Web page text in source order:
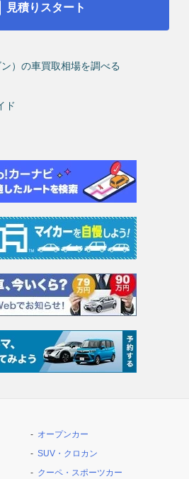
見積りスタート
）の車買取相場を調べる
ド
オープンカー
SUV・クロカン
クーペ・スポーツカー